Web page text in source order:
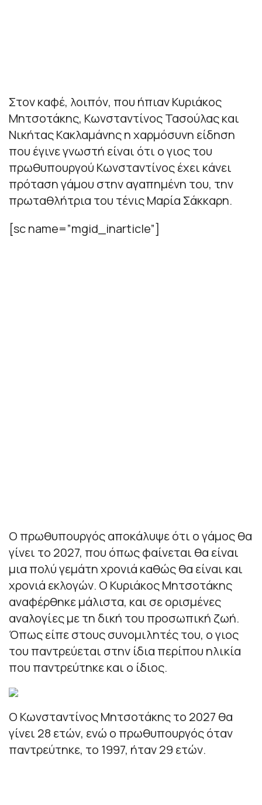
Στον καφέ, λοιπόν, που ήπιαν Κυριάκος
Μητσοτάκης, Κωνσταντίνος Τασούλας και
Νικήτας Κακλαμάνης η χαρμόσυνη είδηση
που έγινε γνωστή είναι ότι ο γιος του
πρωθυπουργού Κωνσταντίνος έχει κάνει
πρόταση γάμου στην αγαπημένη του, την
πρωταθλήτρια του τένις Μαρία Σάκκαρη.
[sc name=”mgid_inarticle”]
Ο πρωθυπουργός αποκάλυψε ότι ο γάμος θα
γίνει το 2027, που όπως φαίνεται θα είναι
μια πολύ γεμάτη χρονιά καθώς θα είναι και
χρονιά εκλογών. Ο Κυριάκος Μητσοτάκης
αναφέρθηκε μάλιστα, και σε ορισμένες
αναλογίες με τη δική του προσωπική ζωή.
Όπως είπε στους συνομιλητές του, ο γιος
του παντρεύεται στην ίδια περίπου ηλικία
που παντρεύτηκε και ο ίδιος.
Ο Κωνσταντίνος Μητσοτάκης το 2027 θα
γίνει 28 ετών, ενώ ο πρωθυπουργός όταν
παντρεύτηκε, το 1997, ήταν 29 ετών.